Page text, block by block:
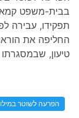
בבית-משפט קמא
החליפה את
טיעון, שבמסגרתו
הפרעה לשוטר